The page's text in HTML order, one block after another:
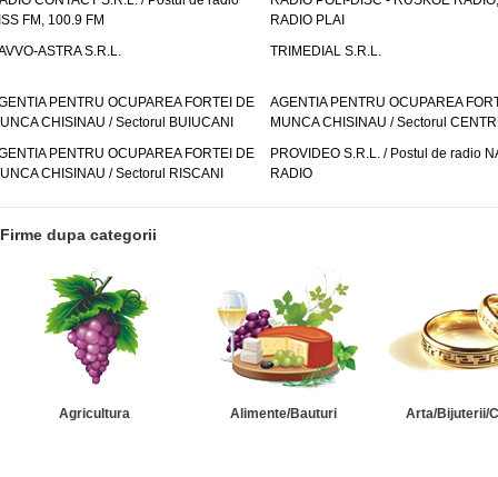
FM, 100.9 FM
RADIO PLAI
ASTRA S.R.L.
TRIMEDIAL S.R.L.
PENTRU OCUPAREA FORTEI DE
CHISINAU / Sectorul BUIUCANI
AGENTIA PENTRU OCUPAREA
MUNCA CHISINAU / Sectorul
PENTRU OCUPAREA FORTEI DE
CHISINAU / Sectorul RISCANI
PROVIDEO S.R.L. / Postul de radio
RADIO
Firme dupa categorii
Agricultura Alimente/Bauturi Arta/Bijuterii/